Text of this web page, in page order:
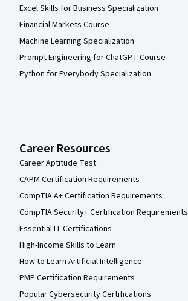
Excel Skills for Business Specialization
Financial Markets Course
Machine Learning Specialization
Prompt Engineering for ChatGPT Course
Python for Everybody Specialization
Career Resources
Career Aptitude Test
CAPM Certification Requirements
CompTIA A+ Certification Requirements
CompTIA Security+ Certification Requirements
Essential IT Certifications
High-Income Skills to Learn
How to Learn Artificial Intelligence
PMP Certification Requirements
Popular Cybersecurity Certifications